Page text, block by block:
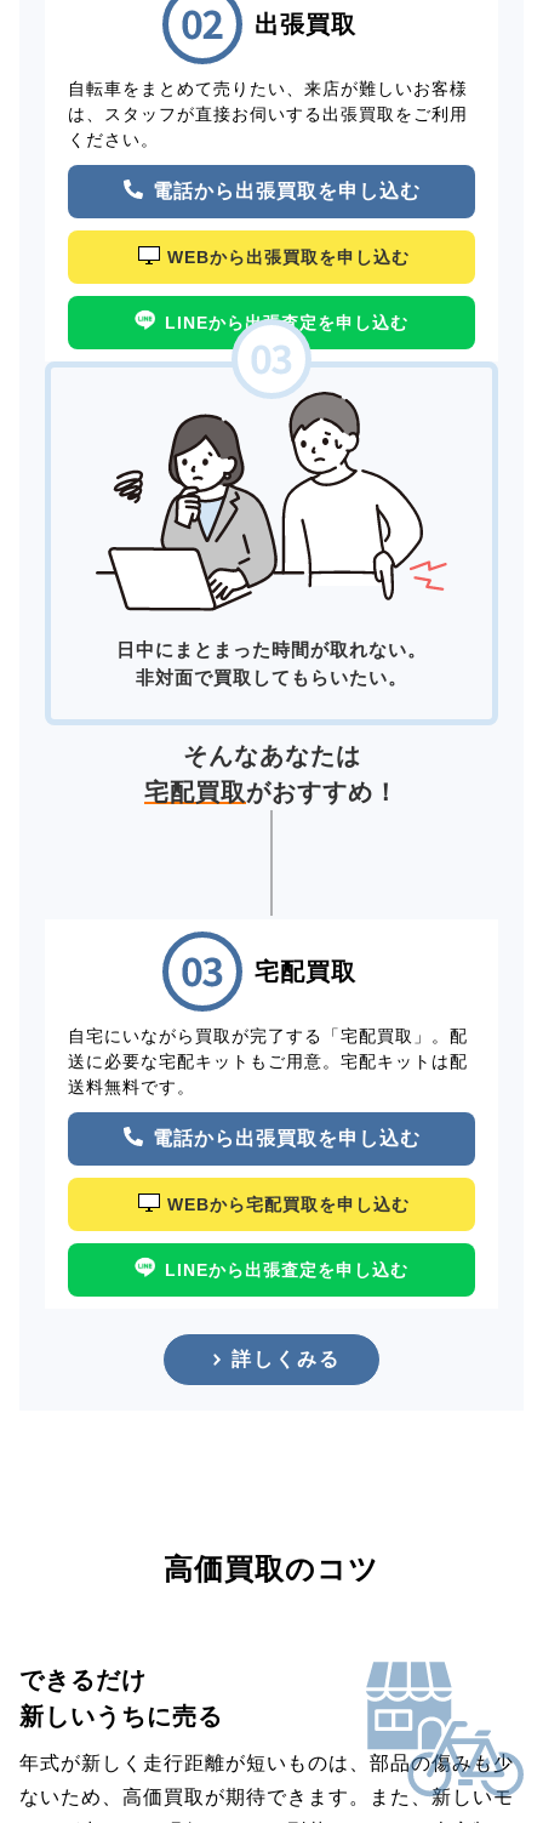
出張買取
自転車をまとめて売りたい、来店が難しいお客様
は、スタッフが直接お伺いする出張買取をご利用
ください。
電話から出張買取を申し込む
WEBから出張買取を申し込む
LINEから出張査定を申し込む
日中にまとまった時間が取れない。
非対面で買取してもらいたい。
そんなあなたは
宅配買取がおすすめ！
宅配買取
自宅にいながら買取が完了する「宅配買取」。配
送に必要な宅配キットもご用意。宅配キットは配
送料無料です。
電話から出張買取を申し込む
WEBから宅配買取を申し込む
LINEから出張査定を申し込む
詳しくみる
高価買取のコツ
できるだけ
新しいうちに売る
年式が新しく走行距離が短いものは、部品の傷みも少
ないため、高価買取が期待できます。また、新しいモ